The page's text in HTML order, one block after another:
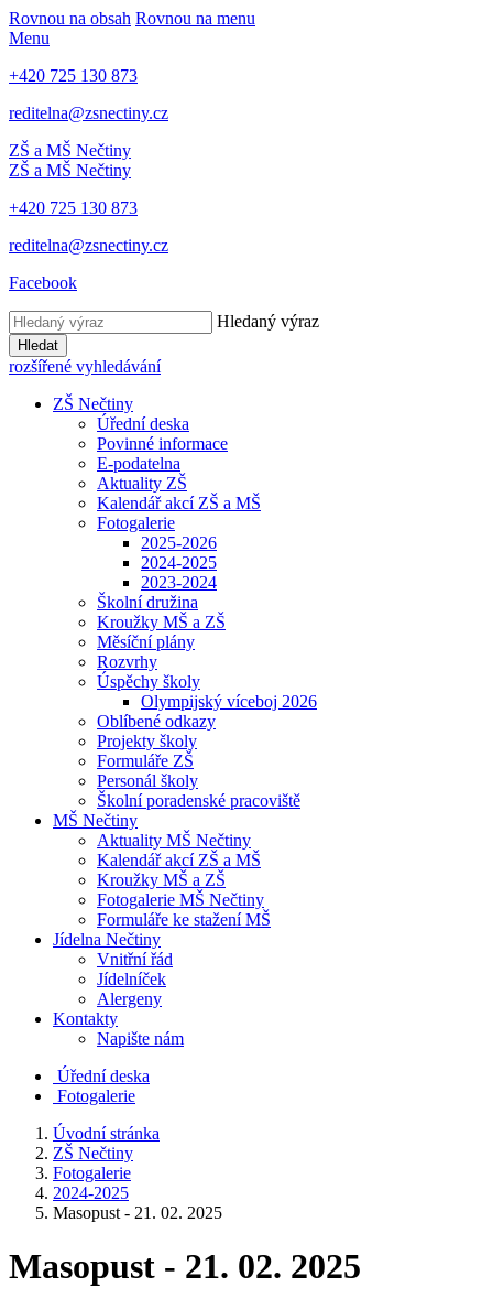
Rovnou na obsah Rovnou na menu
Menu
+420 725 130 873
reditelna@zsnectiny.cz
ZŠ a MŠ Nečtiny
ZŠ a MŠ Nečtiny
+420 725 130 873
reditelna@zsnectiny.cz
Facebook
Hledaný výraz
Hledat
rozšířené vyhledávání
ZŠ Nečtiny
Úřední deska
Povinné informace
E-podatelna
Aktuality ZŠ
Kalendář akcí ZŠ a MŠ
Fotogalerie
2025-2026
2024-2025
2023-2024
Školní družina
Kroužky MŠ a ZŠ
Měsíční plány
Rozvrhy
Úspěchy školy
Olympijský víceboj 2026
Oblíbené odkazy
Projekty školy
Formuláře ZŠ
Personál školy
Školní poradenské pracoviště
MŠ Nečtiny
Aktuality MŠ Nečtiny
Kalendář akcí ZŠ a MŠ
Kroužky MŠ a ZŠ
Fotogalerie MŠ Nečtiny
Formuláře ke stažení MŠ
Jídelna Nečtiny
Vnitřní řád
Jídelníček
Alergeny
Kontakty
Napište nám
Úřední deska
Fotogalerie
Úvodní stránka
ZŠ Nečtiny
Fotogalerie
2024-2025
Masopust - 21. 02. 2025
Masopust - 21. 02. 2025